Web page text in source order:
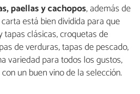
paellas y cachopos, además de
está bien dividida para que
tapas clásicas, croquetas de
de verduras, tapas de pescado,
variedad para todos los gustos,
un buen vino de la selección.